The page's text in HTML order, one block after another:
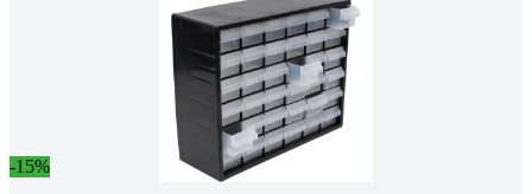
-15%